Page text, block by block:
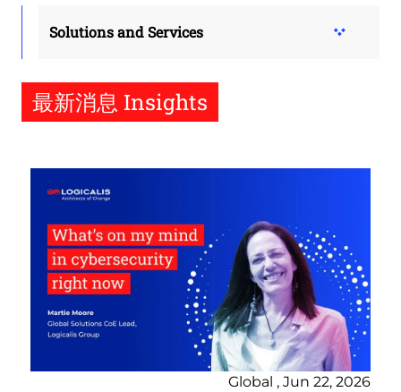
Solutions and Services
最新消息 Insights
Global , Jun 22, 2026